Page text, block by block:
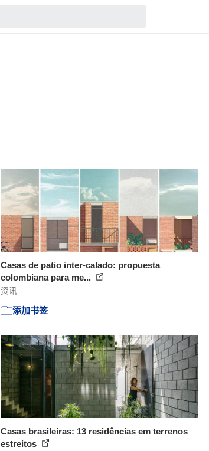
Casas de patio inter-calado: propuesta
colombiana para me...
资讯
添加书签
Casas brasileiras: 13 residências em terrenos
estreitos